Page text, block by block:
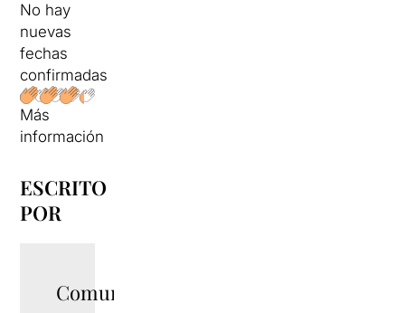
No hay
nuevas
fechas
confirmadas
Más
información
ESCRITO
POR
Comunicació